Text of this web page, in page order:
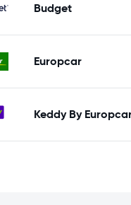
Budget
Europcar
Keddy By